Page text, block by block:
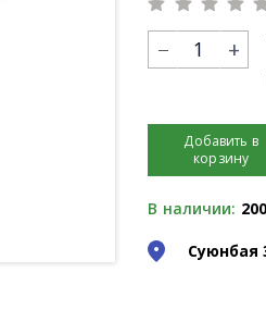
+
Добавить в
корзину
В наличии:
Суюнбая